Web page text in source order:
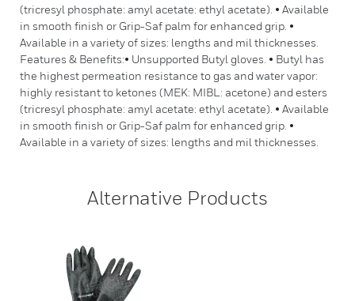
(tricresyl phosphate: amyl acetate: ethyl acetate). • Available
in smooth finish or Grip-Saf palm for enhanced grip. •
Available in a variety of sizes: lengths and mil thicknesses.
Features & Benefits:• Unsupported Butyl gloves. • Butyl has
the highest permeation resistance to gas and water vapor:
highly resistant to ketones (MEK: MIBL: acetone) and esters
(tricresyl phosphate: amyl acetate: ethyl acetate). • Available
in smooth finish or Grip-Saf palm for enhanced grip. •
Available in a variety of sizes: lengths and mil thicknesses.
Alternative Products